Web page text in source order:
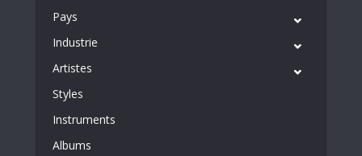
Pays
Industrie
Artistes
Styles
Instruments
Albums